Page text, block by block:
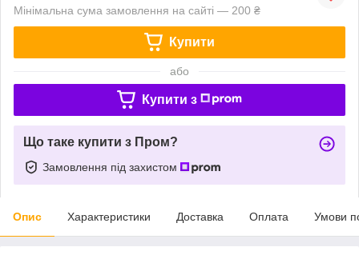
Мінімальна сума замовлення на сайті — 200 ₴
Купити
або
Купити з
Що таке купити з Пром?
Замовлення під захистом
Опис Характеристики Доставка Оплата Умови